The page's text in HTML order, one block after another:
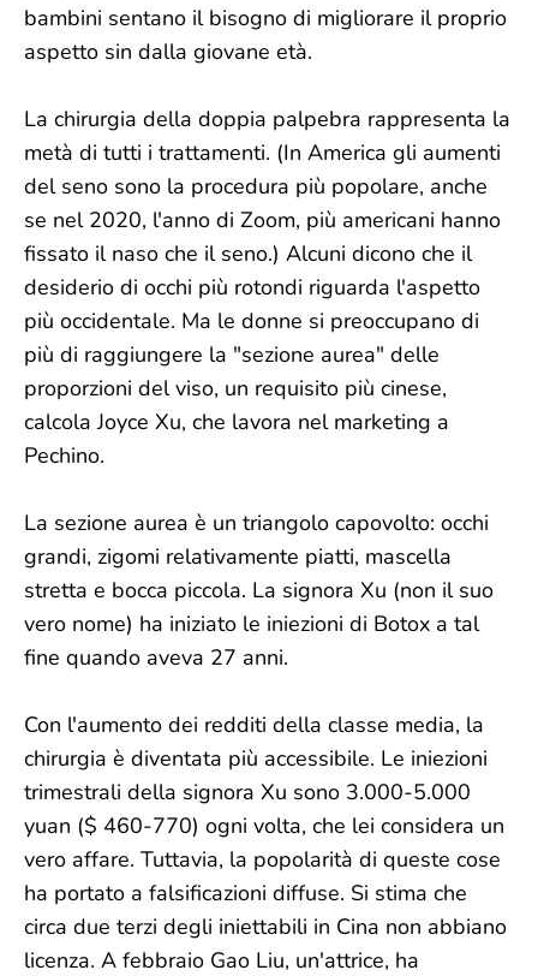
bambini sentano il bisogno di migliorare il proprio
aspetto sin dalla giovane età.
La chirurgia della doppia palpebra rappresenta la
metà di tutti i trattamenti. (In America gli aumenti
del seno sono la procedura più popolare, anche
se nel 2020, l'anno di Zoom, più americani hanno
fissato il naso che il seno.) Alcuni dicono che il
desiderio di occhi più rotondi riguarda l'aspetto
più occidentale. Ma le donne si preoccupano di
più di raggiungere la "sezione aurea" delle
proporzioni del viso, un requisito più cinese,
calcola Joyce Xu, che lavora nel marketing a
Pechino.
La sezione aurea è un triangolo capovolto: occhi
grandi, zigomi relativamente piatti, mascella
stretta e bocca piccola. La signora Xu (non il suo
vero nome) ha iniziato le iniezioni di Botox a tal
fine quando aveva 27 anni.
Con l'aumento dei redditi della classe media, la
chirurgia è diventata più accessibile. Le iniezioni
trimestrali della signora Xu sono 3.000-5.000
yuan ($ 460-770) ogni volta, che lei considera un
vero affare. Tuttavia, la popolarità di queste cose
ha portato a falsificazioni diffuse. Si stima che
circa due terzi degli iniettabili in Cina non abbiano
licenza. A febbraio Gao Liu, un'attrice, ha